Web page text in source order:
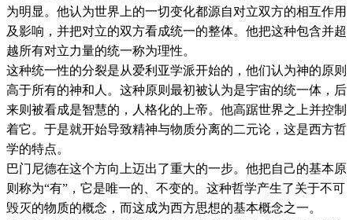
为明显。他认为世界上的一切变化都源自对立双方的相互作用
及影响，并把对立的双方看成统一的整体。他把这种包含并超
越所有对立力量的统一称为理性。
这种统一性的分裂是从爱利亚学派开始的，他们认为神的原则
高于所有的神和人。这种原则最初被认为是宇宙的统一体，后
来则被看成是智慧的，人格化的上帝。他高踞世界之上并控制
着它。于是就开始导致精神与物质分离的二元论，这是西方哲
学的特点。
巴门尼德在这个方向上迈出了重大的一步。他把自己的基本原
则称为“有”，它是唯一的、不变的。这种哲学产生了关于不可
毁灭的物质的概念，而这成为西方思想的基本概念之一。